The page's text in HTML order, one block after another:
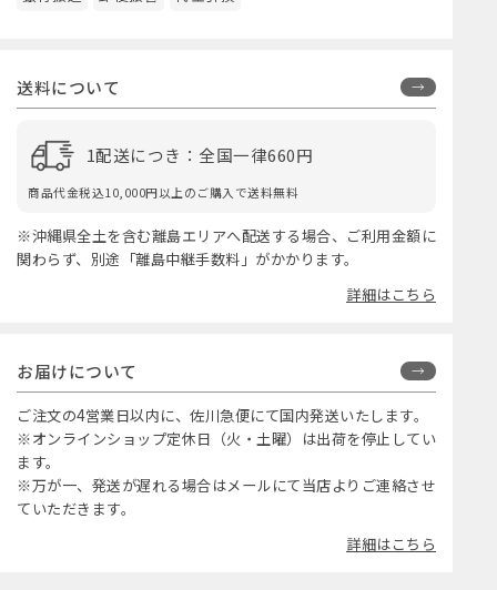
送料について
1配送につき：全国一律660円
商品代金税込10,000円以上のご購入で送料無料
※沖縄県全土を含む離島エリアへ配送する場合、ご利用金額に
関わらず、別途「離島中継手数料」がかかります。
詳細はこちら
お届けについて
ご注文の4営業日以内に、佐川急便にて国内発送いたします。
※オンラインショップ定休日（火・土曜）は出荷を停止してい
ます。
※万が一、発送が遅れる場合はメールにて当店よりご連絡させ
ていただきます。
詳細はこちら